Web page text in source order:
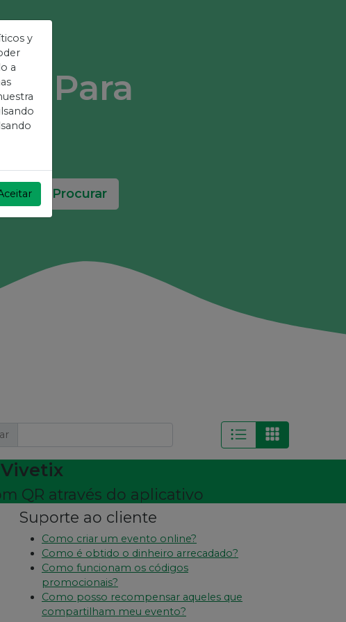
Para
Procurar
QR através do aplicativo
Suporte ao cliente
Como criar um evento online?
Como é obtido o dinheiro arrecadado?
Como funcionam os códigos
promocionais?
Como posso recompensar aqueles que
compartilham meu evento?
y
a